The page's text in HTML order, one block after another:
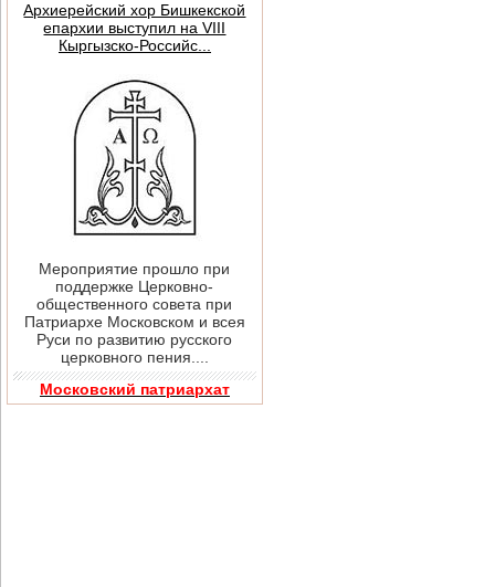
Архиерейский хор Бишкекской
епархии выступил на VIII
Кыргызско-Российс...
Мероприятие прошло при
поддержке Церковно-
общественного совета при
Патриархе Московском и всея
Руси по развитию русского
церковного пения....
Московский патриархат